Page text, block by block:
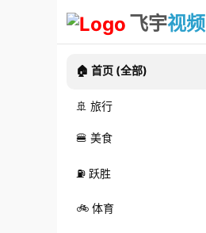
飞宇视频
🏠 首页 (全部)
🚢 旅行
🍔 美食
⛽ 跃胜
🚲 体育